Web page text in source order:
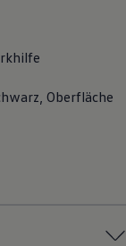
Oberfläche